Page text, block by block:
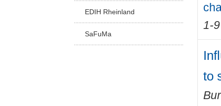
EDIH Rheinland
SaFuMa
1-9
to